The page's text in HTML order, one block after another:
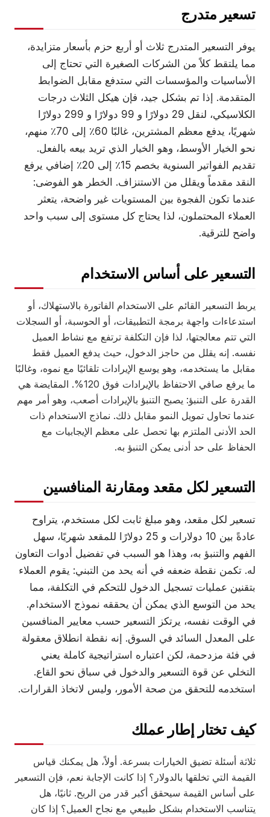
تسعير متدرج
يوفر التسعير المتدرج ثلاث أو أربع حزم بأسعار متزايدة،
مما يلتقط كلاً من الشركات الصغيرة التي تحتاج إلى
الأساسيات والمؤسسات التي ستدفع مقابل الضوابط
المتقدمة. إذا تم بشكل جيد، فإن هيكل الثلاث درجات
الكلاسيكي، لنقل 29 دولارًا و 99 دولارًا و 299 دولارًا
شهريًا، يدفع معظم المشترين، غالبًا 60٪ إلى 70٪ منهم،
نحو الخيار الأوسط، وهو الخيار الذي تريد بيعه بالفعل.
تقديم الفواتير السنوية بخصم 15٪ إلى 20٪ إضافي يرفع
النقد مقدماً ويقلل من الاستنزاف. الخطر هو الفوضى:
عندما تكون الفجوة بين المستويات غير واضحة، يتعثر
العملاء المحتملون، لذا يحتاج كل مستوى إلى سبب واحد
واضح للترقية.
التسعير على أساس الاستخدام
يربط التسعير القائم على الاستخدام الفاتورة بالاستهلاك، أو
استدعاءات واجهة برمجة التطبيقات، أو الحوسبة، أو السجلات
التي تتم معالجتها، لذا فإن التكلفة ترتفع مع نشاط العميل
نفسه. إنه يقلل من حاجز الدخول، حيث يدفع العميل فقط
مقابل ما يستخدمه، وهو يوسع الإيرادات تلقائيًا مع نموه، وغالبًا
ما يرفع صافي الاحتفاظ بالإيرادات فوق 120%. المقايضة هي
القدرة على التنبؤ: يصبح التنبؤ بالإيرادات أصعب، وهو أمر مهم
عندما تحاول تمويل النمو مقابل ذلك. نماذج الاستخدام ذات
الحد الأدنى الملتزم بها تحصل على معظم الإيجابيات مع
الحفاظ على حد أدنى يمكن التنبؤ به.
التسعير لكل مقعد ومقارنة المنافسين
تسعير لكل مقعد، وهو مبلغ ثابت لكل مستخدم، يتراوح
عادةً بين 10 دولارات و 25 دولارًا للمقعد شهريًا، سهل
الفهم والتنبؤ به، وهذا هو السبب في تفضيل أدوات التعاون
له. تكمن نقطة ضعفه في أنه يحد من التبني: يقوم العملاء
بتقنين عمليات تسجيل الدخول للتحكم في التكلفة، مما
يحد من التوسع الذي يمكن أن يحققه نموذج الاستخدام.
في الوقت نفسه، يرتكز التسعير حسب معايير المنافسين
على المعدل السائد في السوق. إنه نقطة انطلاق معقولة
في فئة مزدحمة، لكن اعتباره استراتيجية كاملة يعني
التخلي عن قوة التسعير والدخول في سباق نحو القاع.
استخدمه للتحقق من صحة الأمور، وليس لاتخاذ القرارات.
كيف تختار إطار عملك
ثلاثة أسئلة تضيق الخيارات بسرعة. أولاً، هل يمكنك قياس
القيمة التي تخلقها بالدولار؟ إذا كانت الإجابة نعم، فإن التسعير
على أساس القيمة سيحقق أكبر قدر من الربح. ثانيًا، هل
يتناسب الاستخدام بشكل طبيعي مع نجاح العميل؟ إذا كان